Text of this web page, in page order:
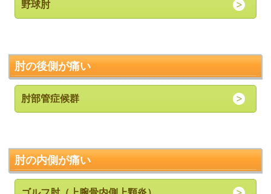
野球肘
肘の後側が痛い
肘部管症候群
肘の内側が痛い